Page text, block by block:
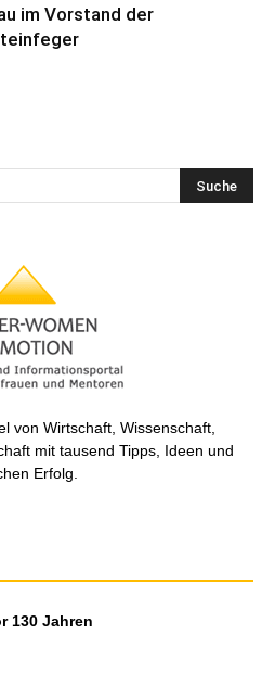
im Vorstand der
von Wirtschaft, Wissenschaft,
mit tausend Tipps, Ideen und
Erfolg.
130 Jahren